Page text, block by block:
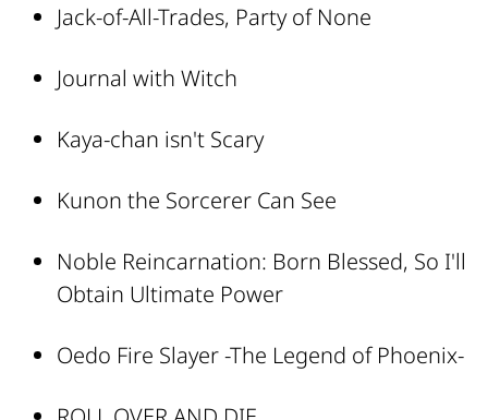
Jack-of-All-Trades, Party of None
Journal with Witch
Kaya-chan isn't Scary
Kunon the Sorcerer Can See
Noble Reincarnation: Born Blessed, So I'll
Obtain Ultimate Power
Oedo Fire Slayer -The Legend of Phoenix-